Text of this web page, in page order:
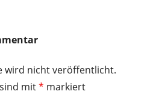
wird nicht veröffentlicht.
mit* markiert